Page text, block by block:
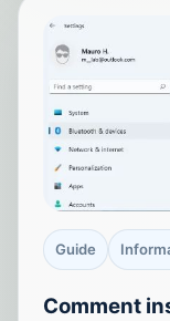
Guide
Comment